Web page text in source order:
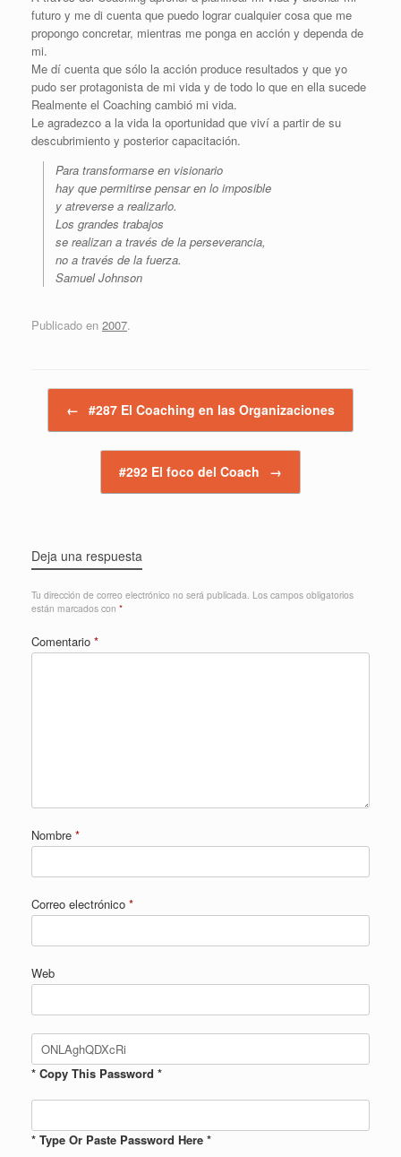
futuro y me di cuenta que puedo lograr cualquier cosa que me
propongo concretar, mientras me ponga en acción y dependa de
mi.
Me dí cuenta que sólo la acción produce resultados y que yo
pudo ser protagonista de mi vida y de todo lo que en ella sucede
Realmente el Coaching cambió mi vida.
Le agradezco a la vida la oportunidad que viví a partir de su
descubrimiento y posterior capacitación.
Para transformarse en visionario
hay que permitirse pensar en lo imposible
y atreverse a realizarlo.
Los grandes trabajos
se realizan a través de la perseverancia,
no a través de la fuerza.
Samuel Johnson
Publicado en 2007.
← #287 El Coaching en las Organizaciones
#292 El foco del Coach →
Deja una respuesta
Tu dirección de correo electrónico no será publicada. Los campos obligatorios
están marcados con *
Comentario *
Nombre *
Correo electrónico *
Web
* Copy This Password *
* Type Or Paste Password Here *